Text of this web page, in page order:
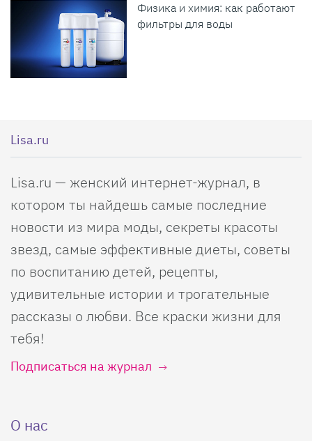
Физика и химия: как работают
фильтры для воды
Lisa.ru
Lisa.ru — женский интернет-журнал, в
котором ты найдешь самые последние
новости из мира моды, секреты красоты
звезд, самые эффективные диеты, советы
по воспитанию детей, рецепты,
удивительные истории и трогательные
рассказы о любви. Все краски жизни для
тебя!
Подписаться на журнал
О нас